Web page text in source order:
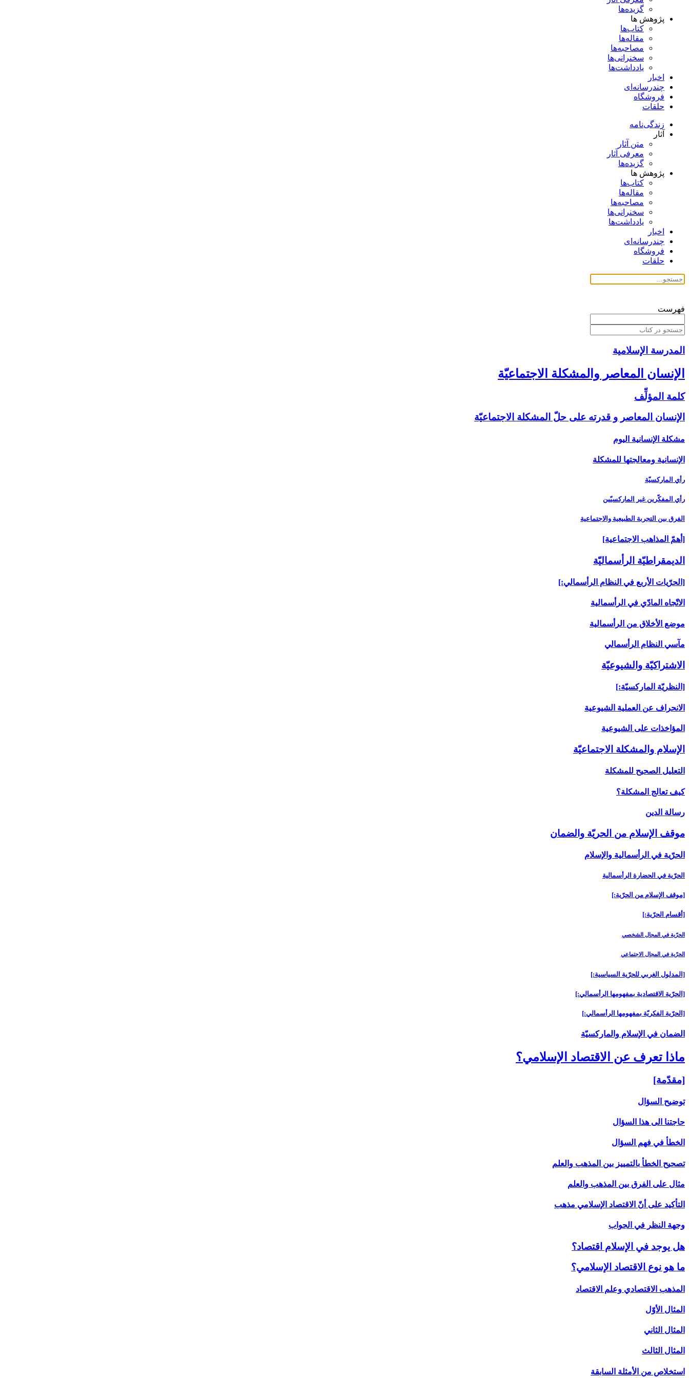
گزیده‌ها
پژوهش ها
کتاب‌ها
مقاله‌ها
مصاحبه‌ها
سخنرانی‌ها
یادداشت‌ها
اخبار
چندرسانه‌ای
فروشگاه
حلقات
زندگی‌نامه
آثار
متن آثار
معرفی آثار
گزیده‌ها
پژوهش ها
کتاب‌ها
مقاله‌ها
مصاحبه‌ها
سخنرانی‌ها
یادداشت‌ها
اخبار
چندرسانه‌ای
فروشگاه
حلقات
فهرست
المدرسة الإسلامیة
الإنسان المعاصر والمشكلة الاجتماعيّة
كلمة المؤلِّف‏
الإنسان المعاصر و قدرته على حلّ المشكلة الاجتماعيّة
مشكلة الإنسانية اليوم‏
الإنسانية ومعالجتها للمشكلة
رأي الماركسيّة
رأي المفكّرين غير الماركسيّين
الفرق بين التجربة الطبيعية والاجتماعية
[أهمّ المذاهب الاجتماعية]
الديمقراطيّة الرأسماليّة
[الحرّيات الأربع في النظام الرأسمالي:]
الاتّجاه المادّي في الرأسمالية
موضع الأخلاق من الرأسمالية
مآسي النظام الرأسمالي
الاشتراكيّة والشيوعيّة
[النظريّة الماركسيّة:]
الانحراف عن العملية الشيوعية
المؤاخذات على الشيوعية
الإسلام والمشكلة الاجتماعيّة
التعليل الصحيح للمشكلة
كيف تعالج المشكلة؟
رسالة الدين‏
موقف الإسلام من الحريّة والضمان‏
الحرّية في الرأسمالية والإسلام‏
الحرّية في الحضارة الرأسمالية
[موقف الإسلام من الحرّية:]
[أقسام الحرّية:]
الحرّية في المجال الشخصي
الحرّية في المجال الاجتماعي
[المدلول الغربي للحرّية السياسية:]
[الحرّية الاقتصادية بمفهومها الرأسمالي:]
[الحرّية الفكريّة بمفهومها الرأسمالي:]
الضمان في الإسلام والماركسيّة
ماذا تعرف عن‏ الاقتصاد الإسلامي؟
[مقدّمة]
توضيح السؤال
حاجتنا الى هذا السؤال
الخطأ في فهم السؤال
تصحيح الخطأ بالتمييز بين المذهب والعلم
مثال على الفرق بين المذهب والعلم
التأكيد على أنّ الاقتصاد الإسلامي مذهب
وجهة النظر في الجواب
هل يوجد في الإسلام اقتصاد؟
ما هو نوع الاقتصاد الإسلامي؟
المذهب الاقتصادي وعلم الاقتصاد
المثال الأوّل
المثال الثاني
المثال الثالث
استخلاص من الأمثلة السابقة